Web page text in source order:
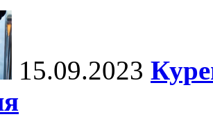
15.09.2023